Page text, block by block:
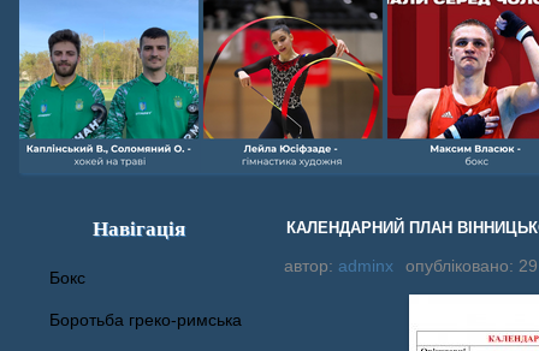
Навігація
Бокс
Боротьба греко-римська
КАЛЕНДАРНИЙ ПЛАН
автор: adminx опубліковано: